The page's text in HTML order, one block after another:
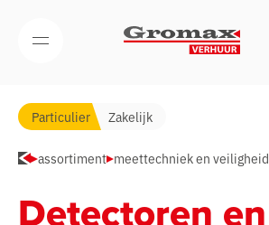
Open/Sluit mobiel menu
Particulier Zakelijk
assortiment meettechniek en veiligheid
Detectoren en